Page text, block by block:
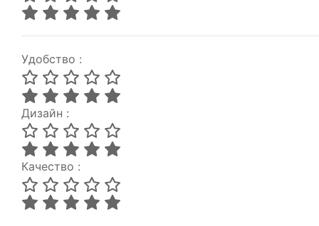
Удобство :
Дизайн :
Качество :